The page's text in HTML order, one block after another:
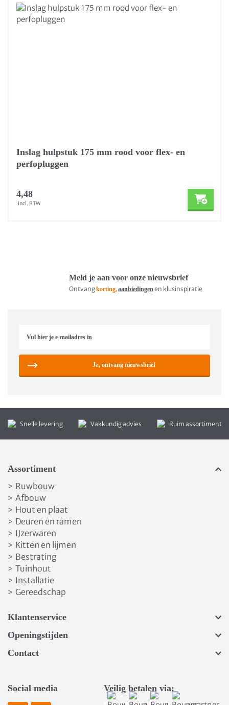
Inslag hulpstuk 175 mm rood voor flex- en
perfopluggen
4,48
incl. BTW
Meld je aan voor onze nieuwsbrief
Ontvangkorting,aanbiedingenen klusinspiratie
Ja, ontvang nieuwsbrief
Snelle levering Vakkundig advies Ruim assortiment
Assortiment
> Ruwbouw
> Afbouw
> Hout en plaat
> Deuren en ramen
> IJzerwaren
> Kitten en lijmen
> Bestrating
> Tuinhout
> Installatie
> Gereedschap
Klantenservice
Openingstijden
Contact
Social media Veilig betalen via: